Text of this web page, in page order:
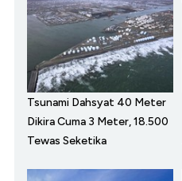
Tsunami Dahsyat 40 Meter
Dikira Cuma 3 Meter, 18.500
Tewas Seketika